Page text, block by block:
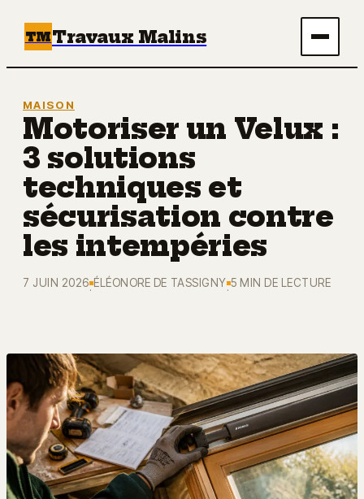
TMTravaux Malins
Bricolage
Écologie & Énergie
Déco
MAISON
Motoriser un Velux :
3 solutions
techniques et
sécurisation contre
les intempéries
7 JUIN 2026
·
ÉLÉONORE DE TASSIGNY
·
5 MIN DE LECTURE